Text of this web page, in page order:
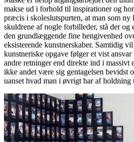
makse ud i forhold til inspirationer og
præcis i skoleslutspurten, at man som ny
skuldrene af nogle forbilleder, stå der og
den grundlæggende fine hengivenhed
eksisterende kunstnerskaber. Samtidig
kunstneriske opgave følger et vist
andre retninger end direkte ind i massivt
ikke andet være sig gentagelsen bevidst
uanset hvad man i øvrigt har af